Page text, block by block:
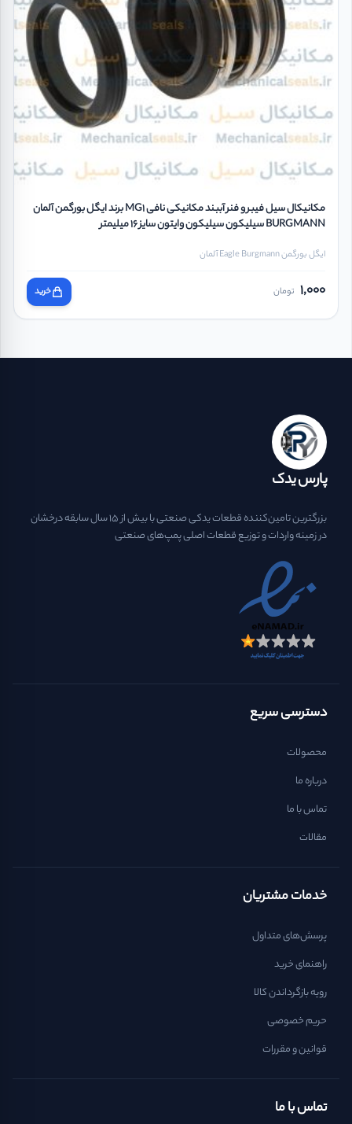
مکانیکال سیل فیبر و فنر آببند مکانیکی نافی MG1 برند ایگل بورگمن آلمان
BURGMANN سیلیکون سیلیکون وایتون سایز 16 میلیمتر
ایگل بورگمن Eagle Burgmann آلمان
1,000 تومان خرید
پارس یدک
بزرگترین تامین‌کننده قطعات یدکی صنعتی با بیش از ۱۵ سال سابقه درخشان
در زمینه واردات و توزیع قطعات اصلی پمپ‌های صنعتی
دسترسی سریع
محصولات
درباره ما
تماس با ما
مقالات
خدمات مشتریان
پرسش‌های متداول
راهنمای خرید
رویه بازگرداندن کالا
حریم خصوصی
قوانین و مقررات
تماس با ما